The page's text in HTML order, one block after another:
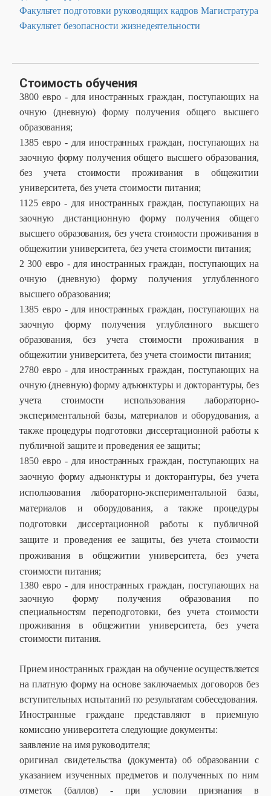
Факультет подготовки руководящих кадров Магистратура
Факультет безопасности жизнедеятельности
Стоимость обучения
3800 евро - для иностранных граждан, поступающих на
очную (дневную) форму получения общего высшего
образования;
1385 евро - для иностранных граждан, поступающих на
заочную форму получения общего высшего образования,
без учета стоимости проживания в общежитии
университета, без учета стоимости питания;
1125 евро - для иностранных граждан, поступающих на
заочную дистанционную форму получения общего
высшего образования, без учета стоимости проживания в
общежитии университета, без учета стоимости питания;
2 300 евро - для иностранных граждан, поступающих на
очную (дневную) форму получения углубленного
высшего образования;
1385 евро - для иностранных граждан, поступающих на
заочную форму получения углубленного высшего
образования, без учета стоимости проживания в
общежитии университета, без учета стоимости питания;
2780 евро - для иностранных граждан, поступающих на
очную (дневную) форму адъюнктуры и докторантуры, без
учета стоимости использования лабораторно-
экспериментальной базы, материалов и оборудования, а
также процедуры подготовки диссертационной работы к
публичной защите и проведения ее защиты;
1850 евро - для иностранных граждан, поступающих на
заочную форму адъюнктуры и докторантуры, без учета
использования лабораторно-­экспериментальной базы,
материалов и оборудования, а также процедуры
подготовки диссертационной работы к публичной
защите и проведения ее защиты, без учета стоимости
проживания в общежитии университета, без учета
стоимости питания;
1380 евро - для иностранных граждан, поступающих на
заочную форму получения образования по
специальностям переподготовки, без учета стоимости
проживания в общежитии университета, без учета
стоимости питания.
Прием иностранных граждан на обучение осуществляется
на платную форму на основе заключаемых договоров без
вступительных испытаний по результатам собеседования.
Иностранные граждане представляют в приемную
комиссию университета следующие документы:
заявление на имя руководителя;
оригинал свидетельства (документа) об образовании с
указанием изученных предметов и полученных по ним
отметок (баллов) - при условии признания в